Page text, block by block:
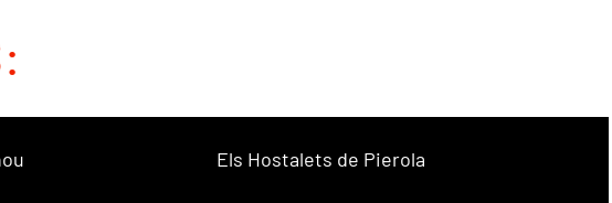
Els Hostalets de Pierola